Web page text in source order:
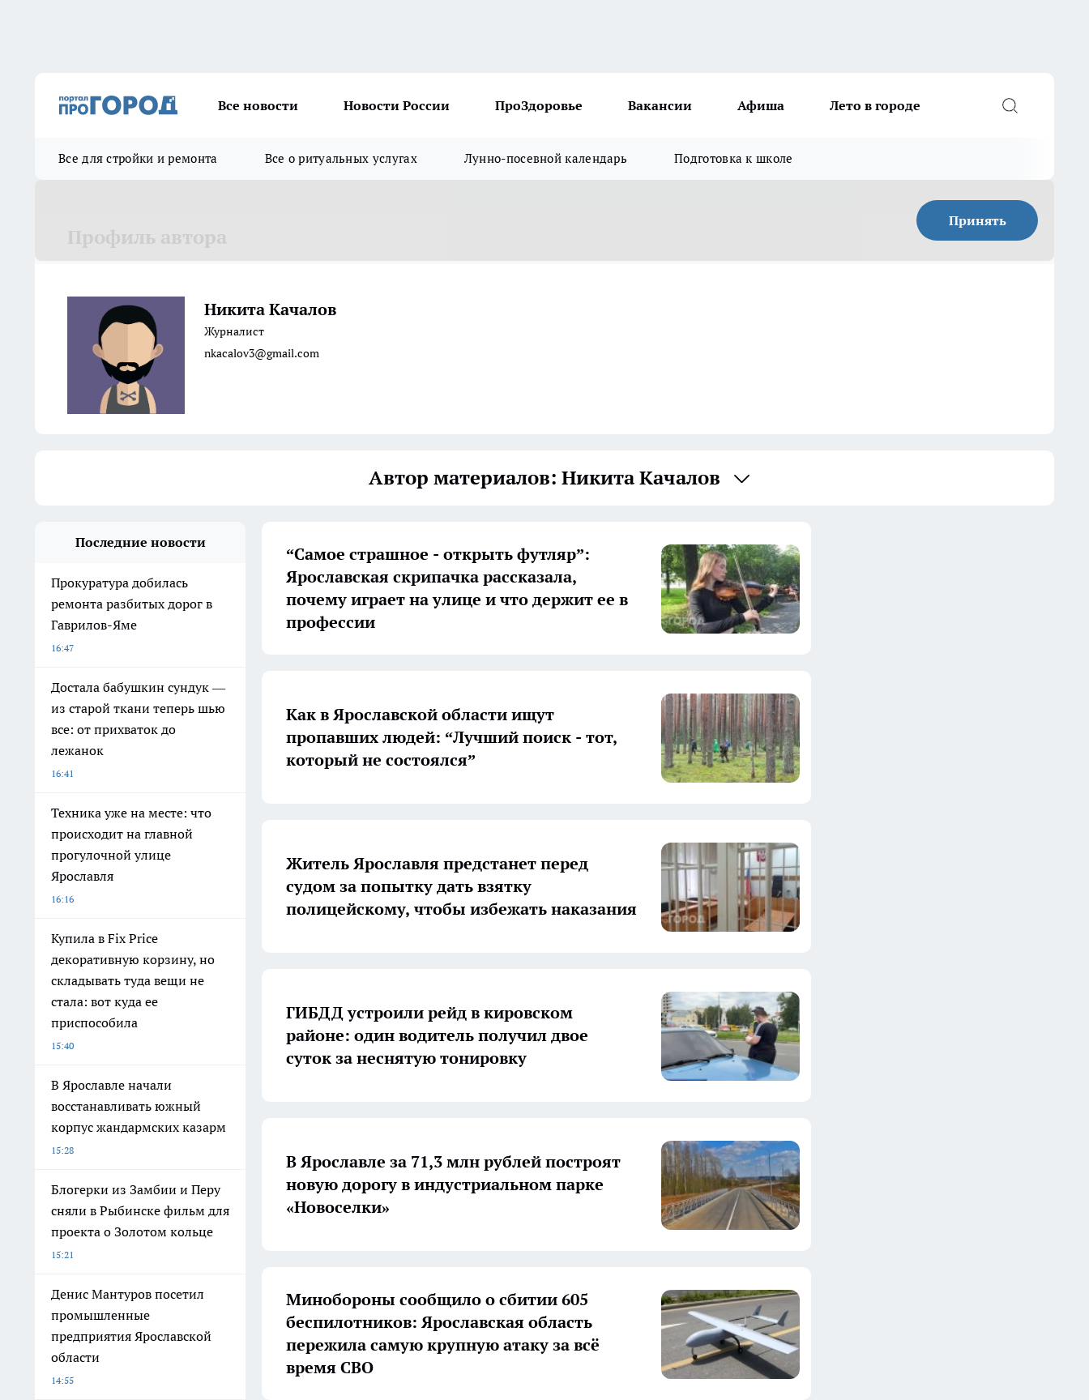
Все новости Новости России ПроЗдоровье Вакансии Афиша Лето в городе
Все для стройки и ремонта Все о ритуальных услугах Лунно-посевной календарь Подготовка к школе
Принять
Никита Качалов
Журналист
nkacalov3@gmail.com
Автор материалов: Никита Качалов
Последние новости
Прокуратура добилась
ремонта разбитых дорог в
Гаврилов-Яме
16:47
Достала бабушкин сундук —
из старой ткани теперь шью
все: от прихваток до
лежанок
16:41
Техника уже на месте: что
происходит на главной
прогулочной улице
Ярославля
16:16
Купила в Fix Price
декоративную корзину, но
складывать туда вещи не
стала: вот куда ее
приспособила
15:40
В Ярославле начали
восстанавливать южный
корпус жандармских казарм
15:28
Блогерки из Замбии и Перу
сняли в Рыбинске фильм для
проекта о Золотом кольце
15:21
Денис Мантуров посетил
промышленные
предприятия Ярославской
области
14:55
“Самое страшное - открыть футляр”:
Ярославская скрипачка рассказала,
почему играет на улице и что держит ее в
профессии
Как в Ярославской области ищут
пропавших людей: “Лучший поиск - тот,
который не состоялся”
Житель Ярославля предстанет перед
судом за попытку дать взятку
полицейскому, чтобы избежать наказания
ГИБДД устроили рейд в кировском
районе: один водитель получил двое
суток за неснятую тонировку
В Ярославле за 71,3 млн рублей построят
новую дорогу в индустриальном парке
«Новоселки»
Минобороны сообщило о сбитии 605
беспилотников: Ярославская область
пережила самую крупную атаку за всё
время СВО